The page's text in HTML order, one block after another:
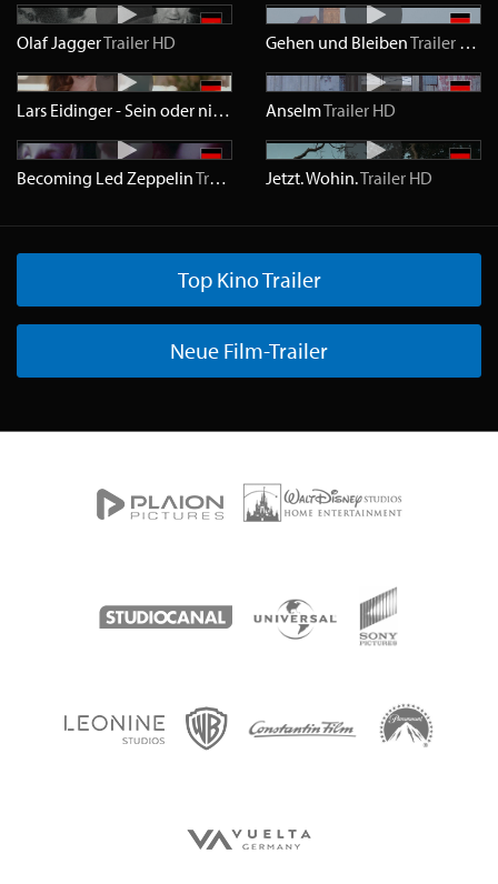
Olaf JaggerTrailer HD Gehen und BleibenTrailer HD
Lars Eidinger - Sein oder nicht Sein Trailer HD
AnselmTrailer HD
Becoming Led ZeppelinTrailer Jetzt. Wohin.Trailer HD
Top Kino Trailer
Neue Film-Trailer